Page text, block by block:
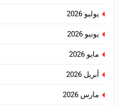
يوليو 2026
يونيو 2026
مايو 2026
أبريل 2026
مارس 2026